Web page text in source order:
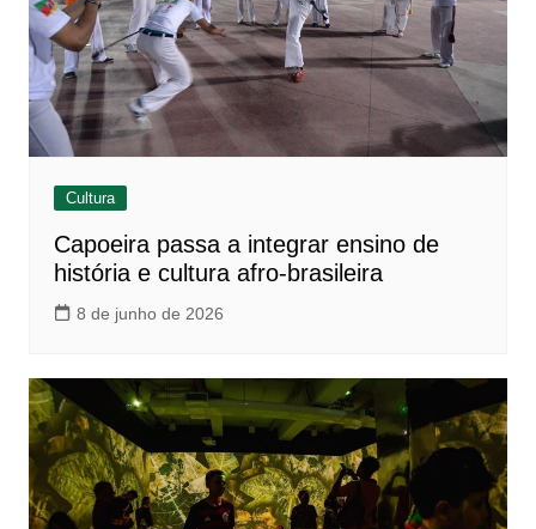
Cultura
Capoeira passa a integrar ensino de
história e cultura afro-brasileira
8 de junho de 2026